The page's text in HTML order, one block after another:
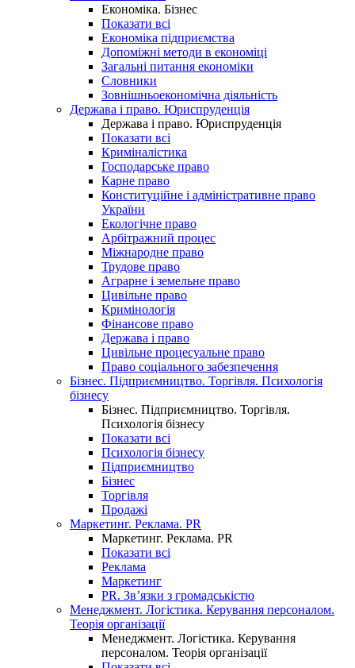
Економіка. Бізнес
Показати всі
Економіка підприємства
Допоміжні методи в економіці
Загальні питання економіки
Словники
Зовнішньоекономічна діяльність
Держава і право. Юриспруденція
Держава і право. Юриспруденція
Показати всі
Криміналістика
Господарське право
Карне право
Конституційне і адміністративне право
України
Екологічне право
Арбітражний процес
Міжнародне право
Трудове право
Аграрне і земельне право
Цивільне право
Кримінологія
Фінансове право
Держава і право
Цивільне процесуальне право
Право соціального забезпечення
Бізнес. Підприємництво. Торгівля. Психологія
бізнесу
Бізнес. Підприємництво. Торгівля.
Психологія бізнесу
Показати всі
Психологія бізнесу
Підприємництво
Бізнес
Торгівля
Продажі
Маркетинг. Реклама. PR
Маркетинг. Реклама. PR
Показати всі
Реклама
Маркетинг
PR. Зв’язки з громадськістю
Менеджмент. Логістика. Керування персоналом.
Теорія організації
Менеджмент. Логістика. Керування
персоналом. Теорія організації